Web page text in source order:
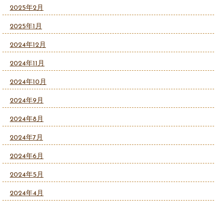
2025年2月
2025年1月
2024年12月
2024年11月
2024年10月
2024年9月
2024年8月
2024年7月
2024年6月
2024年5月
2024年4月